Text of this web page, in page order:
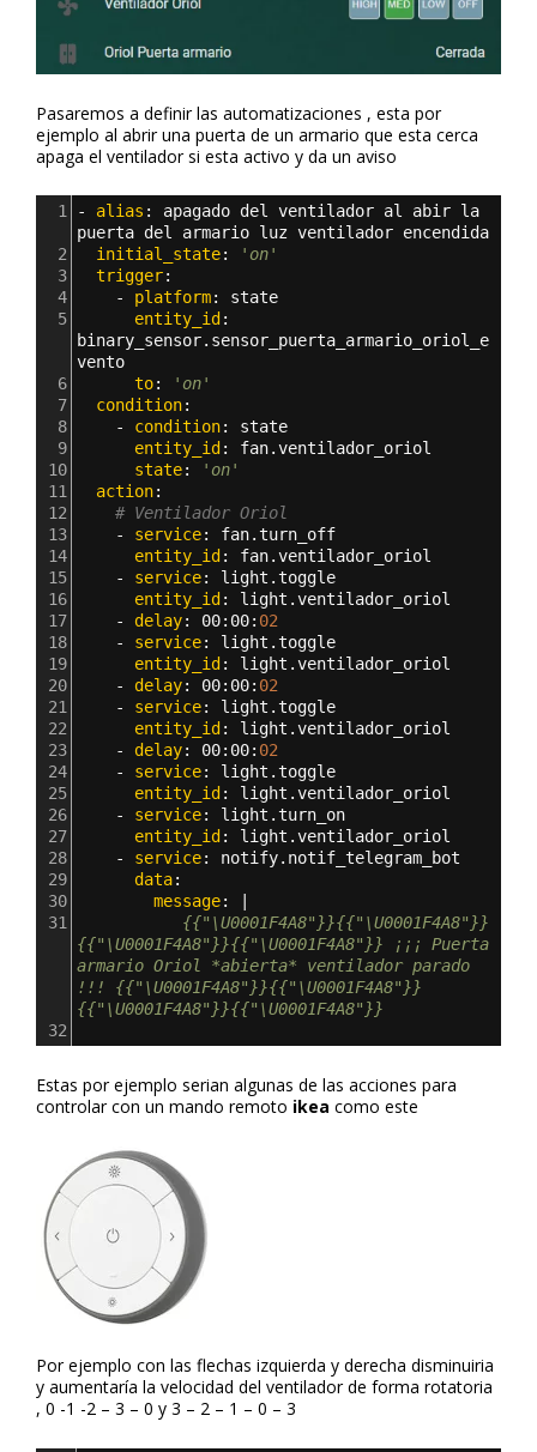
Pasaremos a definir las automatizaciones , esta por
ejemplo al abrir una puerta de un armario que esta cerca
apaga el ventilador si esta activo y da un aviso
1 - alias : apagado del ventilador al abir la
puerta del armario luz ventilador encendida
2
  initial_state
:
'on'
3
  trigger
:
4
- platform: state
5
entity_id
binary_sensor.sensor_puerta_armario_oriol_e
vento
6
to:
'on'
7
  condition
:
8
- condition: state
9
entity_id : fan.ventilador_oriol
10
state:
'on'
11
  action
12
# Ventilador Oriol
13
- service: fan.turn_off
14
entity_id : fan.ventilador_oriol
15
- service: light.toggle
16
entity_id :
17
- delay: 00: 00: 02
18
- service: light.toggle
19
entity_id :
20
- delay: 00: 00: 02
21
- service: light.toggle
22
entity_id :
23
- delay: 00: 00: 02
24
- service: light.toggle
25
entity_id :
26
- service: light.turn_on
27
entity_id :
28
- service: notify.notif_telegram_bot
29
data:
30
message: |
31
{{"\U0001F4A8"}}{{"\U0001F4A8"}}
{{"\U0001F4A8"}}{{"\U0001F4A8"}} ¡¡¡ Puerta
armario Oriol *abierta* ventilador parado
!!! {{"\U0001F4A8"}}{{"\U0001F4A8"}}
{{"\U0001F4A8"}}{{"\U0001F4A8"}}
32
Estas por ejemplo serian algunas de las acciones para
controlar con un mando remoto ikea como este
Por ejemplo con las flechas izquierda y derecha disminuiria
y aumentaría la velocidad del ventilador de forma rotatoria
, 0 -1 -2 – 3 – 0 y 3 – 2 – 1 – 0 – 3